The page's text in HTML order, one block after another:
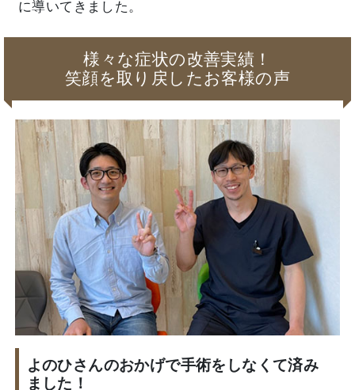
に導いてきました。
様々な症状の改善実績！
笑顔を取り戻したお客様の声
よのひさんのおかげで手術をしなくて済み
ました！